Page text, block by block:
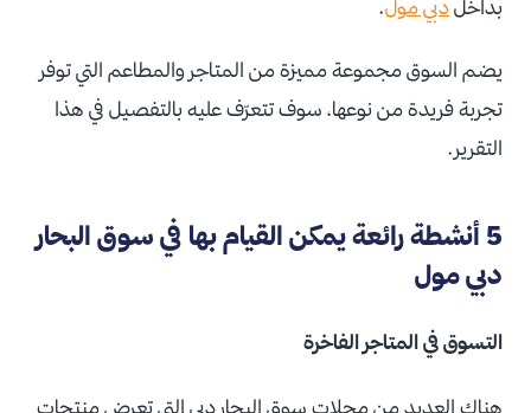
بداخلدبي مول.
يضم السوق مجموعة مميزة من المتاجر والمطاعم التي توفر
تجربة فريدة من نوعها، سوف تتعرّف عليه بالتفصيل في هذا
التقرير.
5 أنشطة رائعة يمكن القيام بها في سوق البحار
دبي مول
التسوق في المتاجر الفاخرة
هناك العديد من محلات سوق البحار دبي التي تعرض منتجات